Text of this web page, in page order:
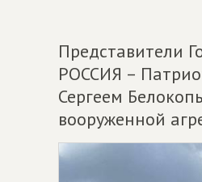
Представители
РОССИЯ –
Сергеем
вооруженной